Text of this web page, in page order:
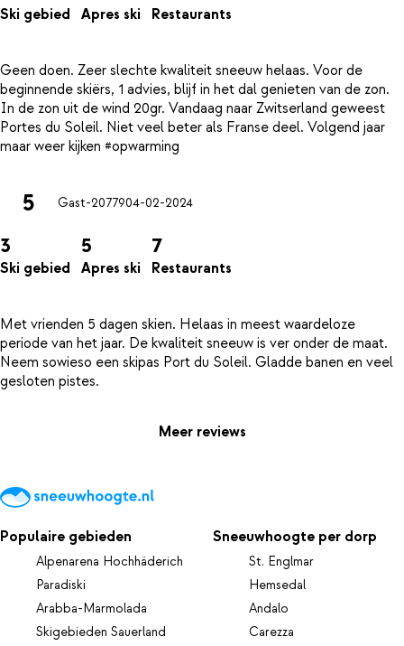
Ski gebied Apres ski Restaurants
Geen doen. Zeer slechte kwaliteit sneeuw helaas. Voor de
beginnende skiërs, 1 advies, blijf in het dal genieten van de zon.
In de zon uit de wind 20gr. Vandaag naar Zwitserland geweest
Portes du Soleil. Niet veel beter als Franse deel. Volgend jaar
5 Gast-2077904-02-2024
3
Ski gebied
5
Apres ski
7
Restaurants
Met vrienden 5 dagen skien. Helaas in meest waardeloze
periode van het jaar. De kwaliteit sneeuw is ver onder de maat.
Neem sowieso een skipas Port du Soleil. Gladde banen en veel
Meer reviews
Populaire gebieden
Alpenarena Hochhäderich
Paradiski
Arabba-Marmolada
Skigebieden Sauerland
Sneeuwhoogte per dorp
St. Englmar
Hemsedal
Andalo
Carezza